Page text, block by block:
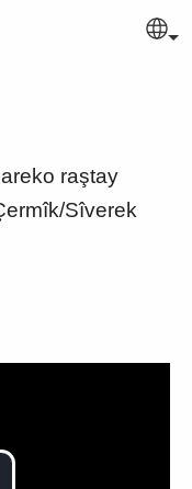
raştay
Sîverek